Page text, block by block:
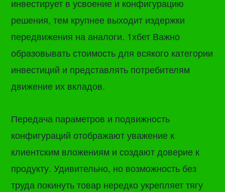
инвестирует в усвоение и конфигурацию
решения, тем крупнее выходит издержки
передвижения на аналоги. 1хбет Важно
образовывать стоимость для всякого категории
инвестиций и представлять потребителям
движение их вкладов.
Передача параметров и подвижность
конфигураций отображают уважение к
клиентским вложениям и создают доверие к
продукту. Удивительно, но возможность без
труда покинуть товар нередко укрепляет тягу